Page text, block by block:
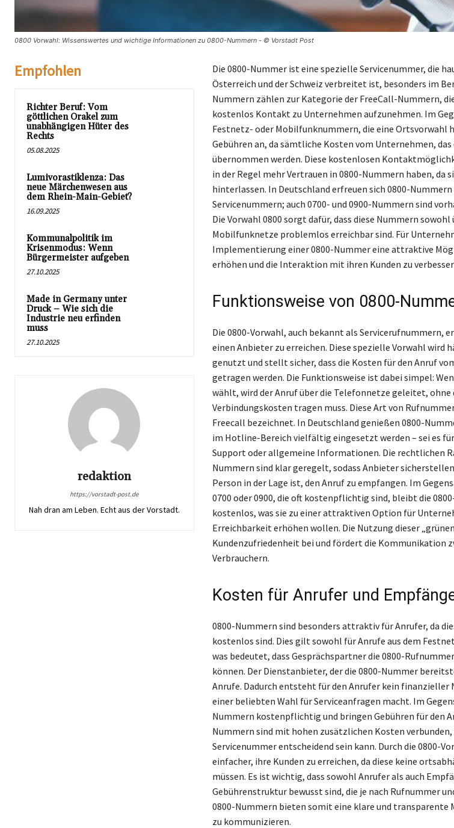
0800 Vorwahl: Wissenswertes und wichtige Informationen zu 0800-Nummern - © Vorstadt Post
Empfohlen
Richter Beruf: Vom
göttlichen Orakel zum
unabhängigen Hüter des
Rechts
05.08.2025
Lumivorastiklenza: Das
neue Märchenwesen aus
dem Rhein-Main-Gebiet?
16.09.2025
Kommunalpolitik im
Krisenmodus: Wenn
Bürgermeister aufgeben
27.10.2025
Made in Germany unter
Druck – Wie sich die
Industrie neu erfinden
muss
27.10.2025
redaktion
https://vorstadt-post.de
Nah dran am Leben. Echt aus der Vorstadt.
Die 0800-Nummer ist eine spezielle Servicenummer, die
Österreich und der Schweiz verbreitet ist, besonders im
Nummern zählen zur Kategorie der FreeCall-Nummern,
kostenlos Kontakt zu Unternehmen aufzunehmen. Im
Festnetz- oder Mobilfunknummern, die eine Ortsvorwahl
Gebühren an, da sämtliche Kosten vom Unternehmen,
übernommen werden. Diese kostenlosen
in der Regel mehr Vertrauen in 0800-Nummern haben, da
hinterlassen. In Deutschland erfreuen sich 0800-
Servicenummern; auch 0700- und 0900-Nummern sind
Die Vorwahl 0800 sorgt dafür, dass diese Nummern
Mobilfunknetze problemlos erreichbar sind. Für
Implementierung einer 0800-Nummer eine attraktive
erhöhen und die Interaktion mit ihren Kunden zu
Funktionsweise von 0800-
Die 0800-Vorwahl, auch bekannt als Servicerufnummern,
einen Anbieter zu erreichen. Diese spezielle Vorwahl wird
genutzt und stellt sicher, dass die Kosten für den Anruf
getragen werden. Die Funktionsweise ist dabei simpel:
wählt, wird der Anruf über die Telefonnetze geleitet, ohne
Verbindungskosten tragen muss. Diese Art von
Freecall bezeichnet. In Deutschland genießen 0800-
im Hotline-Bereich vielfältig eingesetzt werden – sei es
Support oder allgemeine Informationen. Die rechtlichen
Nummern sind klar geregelt, sodass Anbieter
Person in der Lage ist, den Anruf zu empfangen. Im
0700 oder 0900, die oft kostenpflichtig sind, bleibt die
kostenlos, was sie zu einer attraktiven Option für
Erreichbarkeit erhöhen wollen. Die Nutzung dieser
Kundenzufriedenheit bei und fördert die Kommunikation
Verbrauchern.
Kosten für Anrufer und
0800-Nummern sind besonders attraktiv für Anrufer, da
kostenlos sind. Dies gilt sowohl für Anrufe aus dem
was bedeutet, dass Gesprächspartner die 0800-
können. Der Dienstanbieter, der die 0800-Nummer
Anrufe. Dadurch entsteht für den Anrufer kein finanzieller
einer beliebten Wahl für Serviceanfragen macht. Im
Nummern kostenpflichtig und bringen Gebühren für den
Nummern sind mit hohen zusätzlichen Kosten verbunden,
Servicenummer entscheidend sein kann. Durch die 0800-
einfacher, ihre Kunden zu erreichen, da diese keine
müssen. Es ist wichtig, dass sowohl Anrufer als auch
Gebührenstruktur bewusst sind, die je nach Rufnummer
0800-Nummern bieten somit eine klare und
zu kommunizieren.